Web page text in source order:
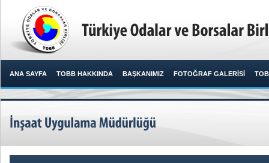
ANA SAYFA TOBB HAKKINDA BAŞKANIMIZ FOTOĞRAF GALERİSİ